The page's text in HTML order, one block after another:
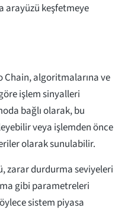
arayüzü keşfetmeye
algoritmalarına ve
işlem sinyalleri
bağlı olarak, bu
veya işlemden önce
olarak sunulabilir.
zarar durdurma seviyeleri
gibi parametreleri
sistem piyasa